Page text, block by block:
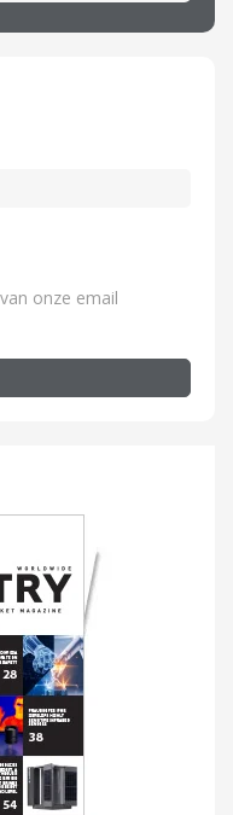
onze email